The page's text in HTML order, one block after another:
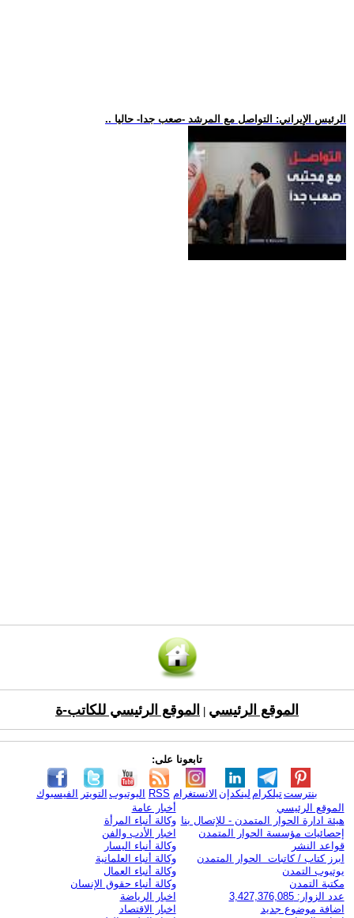
.. الرئيس الإيراني: التواصل مع المرشد -صعب جدا- حاليا
الموقع الرئيسي الموقع الرئيسي للكاتب-ة
تابعونا على:
الفيسبوك التويتر اليوتيوب RSS الانستغرام لينكدإن تيلكرامبنترست
الموقع الرئيسي
هيئة ادارة الحوار المتمدن - للإتصال بنا
إحصائيات مؤسسة الحوار المتمدن
قواعد النشر
ابرز كتاب / كاتبات الحوار المتمدن
يوتيوب التمدن
مكتبة التمدن
عدد الزوار: 3,427,376,085
اضافة موضوع جديد
أخبار عامة
وكالة أنباء المرأة
اخبار الأدب والفن
وكالة أنباء اليسار
وكالة أنباء العلمانية
وكالة أنباء العمال
وكالة أنباء حقوق الإنسان
اخبار الرياضة
اخبار الاقتصاد